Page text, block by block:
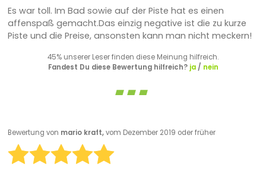
Es war toll. Im Bad sowie auf der Piste hat es einen
affenspaß gemacht.Das einzig negative ist die zu kurze
Piste und die Preise, ansonsten kann man nicht meckern!
45% unserer Leser finden diese Meinung hilfreich.
Fandest Du diese Bewertung hilfreich? ja/ nein
Bewertung von mario kraft,vom Dezember 2019 oder früher